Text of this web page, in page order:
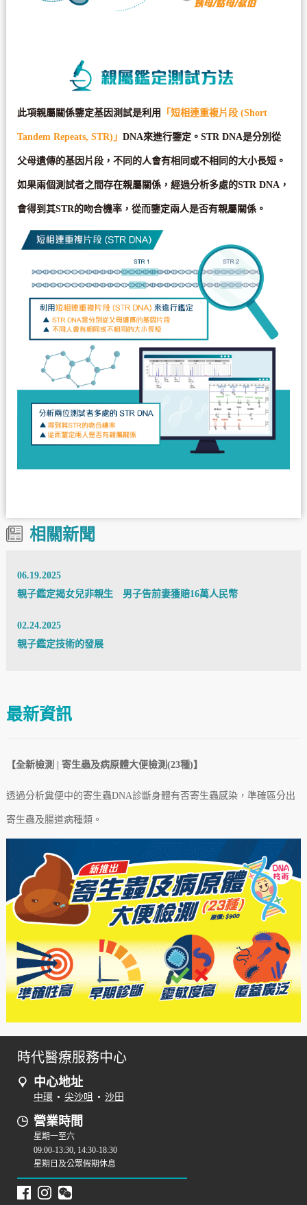
此項親屬關係鑒定基因測試是利用 「短相連重複片段 (Short
Tandem Repeats, STR)」 DNA來進行鑒定。STR DNA是分別從
父母遺傳的基因片段，不同的人會有相同或不相同的大小長短。
如果兩個測試者之間存在親屬關係，經過分析多處的STR DNA，
會得到其STR的吻合機率，從而鑒定兩人是否有親屬關係。
相關新聞
06.19.2025
親子鑑定揭女兒非親生 男子告前妻獲賠16萬人民幣
02.24.2025
親子鑑定技術的發展
最新資訊
【全新檢測 | 寄生蟲及病原體大便檢測(23種)】
透過分析糞便中的寄生蟲DNA診斷身體有否寄生蟲感染，準確區分出
寄生蟲及腸道病種類。
時代醫療服務中心
中心地址
中環 • 尖沙咀 • 沙田
營業時間
星期一至六
09:00-13:30, 14:30-18:30
星期日及公眾假期休息